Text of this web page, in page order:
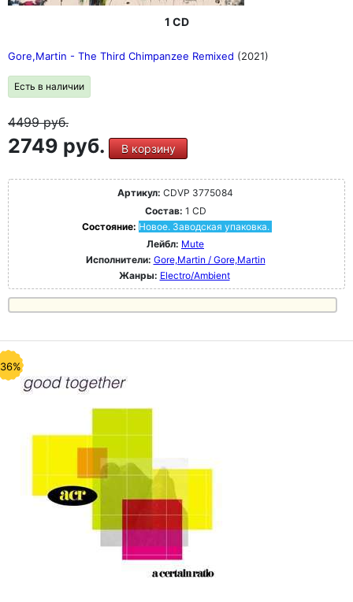
1 CD
Gore,Martin - The Third Chimpanzee Remixed (2021)
Есть в наличии
4499руб.
2749 руб. В корзину
Артикул: CDVP 3775084
Состав: 1 CD
Состояние: Новое. Заводская упаковка.
Лейбл: Mute
Исполнители: Gore,Martin / Gore,Martin
Жанры: Electro/Ambient